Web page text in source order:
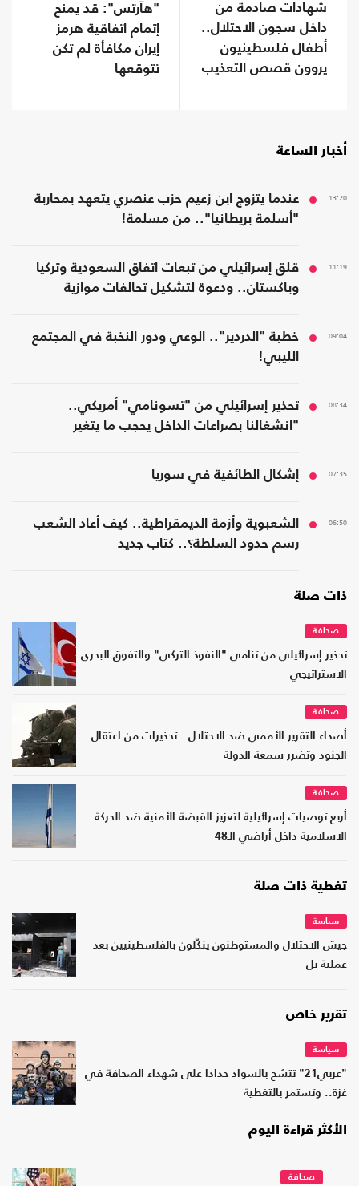
شهادات صادمة من
داخل سجون الاحتلال..
أطفال فلسطينيون
يروون قصص التعذيب
"هآرتس": قد يمنح
إتمام اتفاقية هرمز
إيران مكافأة لم تكن
تتوقعها
أخبار الساعة
13:20
عندما يتزوج ابن زعيم حزب عنصري يتعهد بمحاربة
"أسلمة بريطانيا".. من مسلمة!
11:19
قلق إسرائيلي من تبعات اتفاق السعودية وتركيا
وباكستان.. ودعوة لتشكيل تحالفات موازية
09:04
خطبة "الدردير".. الوعي ودور النخبة في المجتمع
الليبي!
08:34
تحذير إسرائيلي من "تسونامي" أمريكي..
"انشغالنا بصراعات الداخل يحجب ما يتغير
07:35 إشكال الطائفية في سوريا
06:50
الشعبوية وأزمة الديمقراطية.. كيف أعاد الشعب
رسم حدود السلطة؟.. كتاب جديد
ذات صلة
صحافة
تحذير إسرائيلي من تنامي "النفوذ التركي" والتفوق البحري
الاستراتيجي
صحافة
أصداء التقرير الأممي ضد الاحتلال.. تحذيرات من اعتقال
الجنود وتضرر سمعة الدولة
صحافة
أربع توصيات إسرائيلية لتعزيز القبضة الأمنية ضد الحركة
الاسلامية داخل أراضي الـ48
تغطية ذات صلة
سياسة
جيش الاحتلال والمستوطنون ينكّلون بالفلسطينيين بعد
عملية تل
تقرير خاص
سياسة
"عربي21" تتشح بالسواد حدادا على شهداء الصحافة في
غزة.. وتستمر بالتغطية
الأكثر قراءة اليوم
صحافة